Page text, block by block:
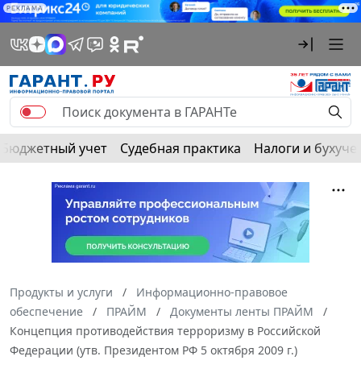
РЕКЛАМА
Бюджетный учет Судебная практика Налоги и
Продукты и услуги
Информационно-правовое
обеспечение
ПРАЙМ
Документы ленты ПРАЙМ
Концепция противодействия терроризму в Российской
Федерации (утв. Президентом РФ 5 октября 2009 г.)